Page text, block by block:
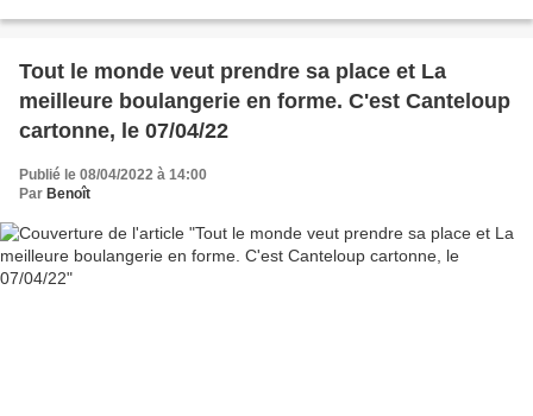
Tout le monde veut prendre sa place et La
meilleure boulangerie en forme. C'est Canteloup
cartonne, le 07/04/22
Publié le 08/04/2022 à 14:00
Par Benoît